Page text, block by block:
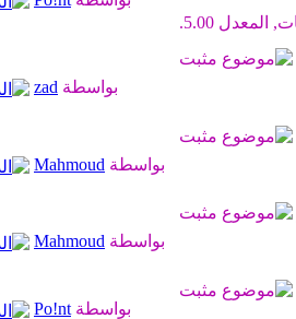
بواسطة zad
بواسطة Mahmoud
بواسطة Mahmoud
بواسطة Po!nt